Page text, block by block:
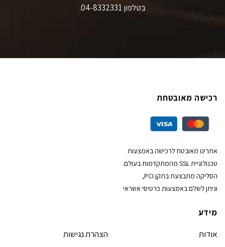
בטלפון 04-8332331.
רכישה מאובטחת
אתרינו מאובטח לרכישה באמצעות
טכנולוגיית SSL מהמתקדמות בעולם.
הסליקה מתבצעת בתקן PCI,
וניתן לשלם באמצעות כרטיסי אשראי
מידע
אודות
הצהרת נגישות